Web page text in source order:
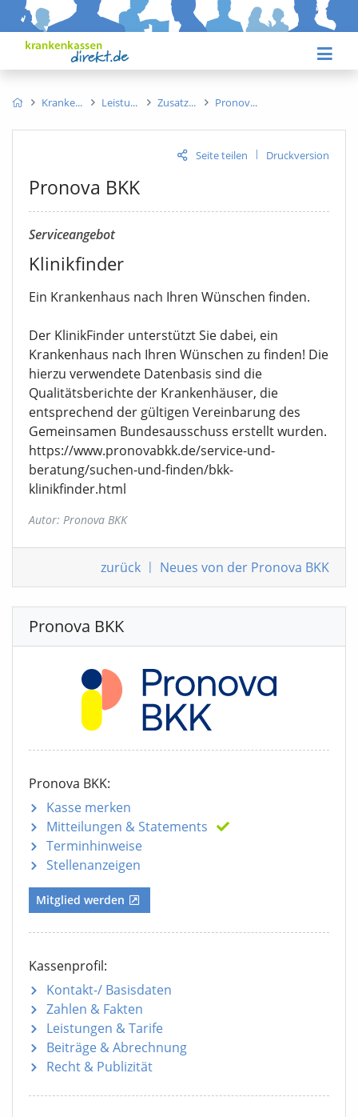
Kranke Leistu Zusatz Pronov
Seite teilen | Druckversion
Pronova BKK
Serviceangebot
Klinikfinder
Ein Krankenhaus nach Ihren Wünschen finden.
Der KlinikFinder unterstützt Sie dabei, ein
Krankenhaus nach Ihren Wünschen zu finden! Die
hierzu verwendete Datenbasis sind die
Qualitätsberichte der Krankenhäuser, die
entsprechend der gültigen Vereinbarung des
Gemeinsamen Bundesausschuss erstellt wurden.
https://www.pronovabkk.de/service-und-
beratung/suchen-und-finden/bkk-
klinikfinder.html
Autor: Pronova BKK
zurück | Neues von der Pronova BKK
Pronova BKK
Pronova BKK:
Kasse merken
Mitteilungen & Statements
Terminhinweise
Stellenanzeigen
Mitglied werden
Kassenprofil:
Kontakt-/ Basisdaten
Zahlen & Fakten
Leistungen & Tarife
Beiträge & Abrechnung
Recht & Publizität